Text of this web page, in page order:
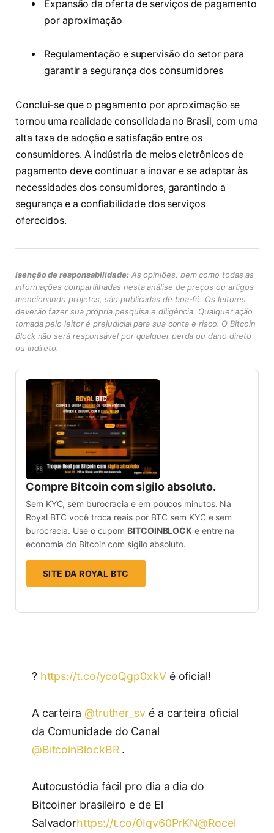
Expansão da oferta de serviços de pagamento
por aproximação
Regulamentação e supervisão do setor para
garantir a segurança dos consumidores
Conclui-se que o pagamento por aproximação se
tornou uma realidade consolidada no Brasil, com uma
alta taxa de adoção e satisfação entre os
consumidores. A indústria de meios eletrônicos de
pagamento deve continuar a inovar e se adaptar às
necessidades dos consumidores, garantindo a
segurança e a confiabilidade dos serviços
oferecidos.
Isenção de responsabilidade:As opiniões, bem como todas as
informações compartilhadas nesta análise de preços ou artigos
mencionando projetos, são publicadas de boa-fé. Os leitores
deverão fazer sua própria pesquisa e diligência. Qualquer ação
tomada pelo leitor é prejudicial para sua conta e risco. O Bitcoin
Block não será responsável por qualquer perda ou dano direto
ou indireto.
Compre Bitcoin com sigilo absoluto.
Sem KYC, sem burocracia e em poucos minutos. Na
Royal BTC você troca reais por BTC sem KYC e sem
burocracia. Use o cupom BITCOINBLOCK e entre na
economia do Bitcoin com sigilo absoluto.
SITE DA ROYAL BTC
? https://t.co/ycoQgp0xkVé oficial!
A carteira @truther_sv é a carteira oficial
da Comunidade do Canal
@BitcoinBlockBR.
Autocustódia fácil pro dia a dia do
Bitcoiner brasileiro e de El
Salvadorhttps://t.co/0Iqv60PrKN@Rocel